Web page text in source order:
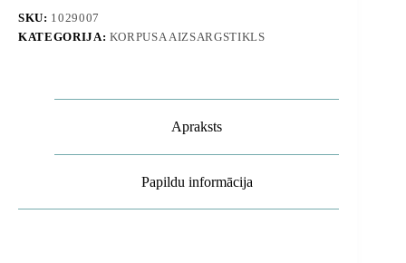
GT
5
3
SKU: 1029007
KATEGORIJA: KORPUSA AIZSARGSTIKLS
Apraksts
Papildu informācija